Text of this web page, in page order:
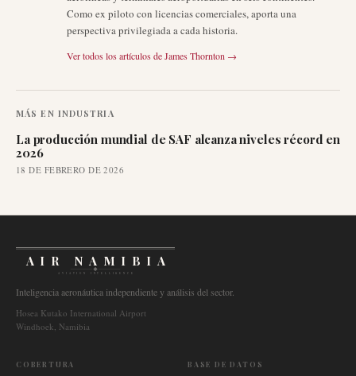
Como ex piloto con licencias comerciales, aporta una
perspectiva privilegiada a cada historia.
Ver todos los artículos deJames Thornton →
MÁS EN INDUSTRIA
La producción mundial de SAF alcanza niveles récord en
2026
18 DE FEBRERO DE 2026
AIR NAMIBIA
AVIATION INTELLIGENCE
Inteligencia aeronáutica independiente y análisis del sector.
Hosea Kutako International Airport
Windhoek, Namibia
COBERTURA BASE DE DATOS